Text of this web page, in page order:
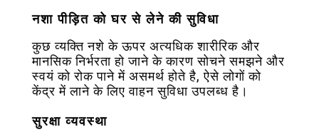
नशा पीड़ित को घर से लेने की सुविधा
कुछ व्यक्ति नशे के ऊपर अत्यधिक शारीरिक और
मानसिक निर्भरता हो जाने के कारण सोचने समझने और
स्वयं को रोक पाने में असमर्थ होते है, ऐसे लोगों को
केंद्र में लाने के लिए वाहन सुविधा उपलब्ध है।
सुरक्षा व्यवस्था